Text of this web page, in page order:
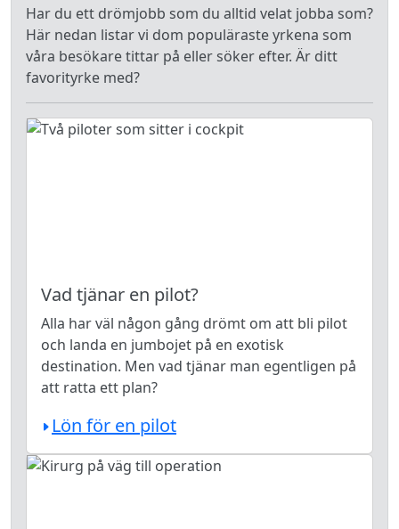
Har du ett drömjobb som du alltid velat jobba som?
Här nedan listar vi dom populäraste yrkena som
våra besökare tittar på eller söker efter. Är ditt
favorityrke med?
Vad tjänar en pilot?
Alla har väl någon gång drömt om att bli pilot
och landa en jumbojet på en exotisk
destination. Men vad tjänar man egentligen på
att ratta ett plan?
Lön för en pilot